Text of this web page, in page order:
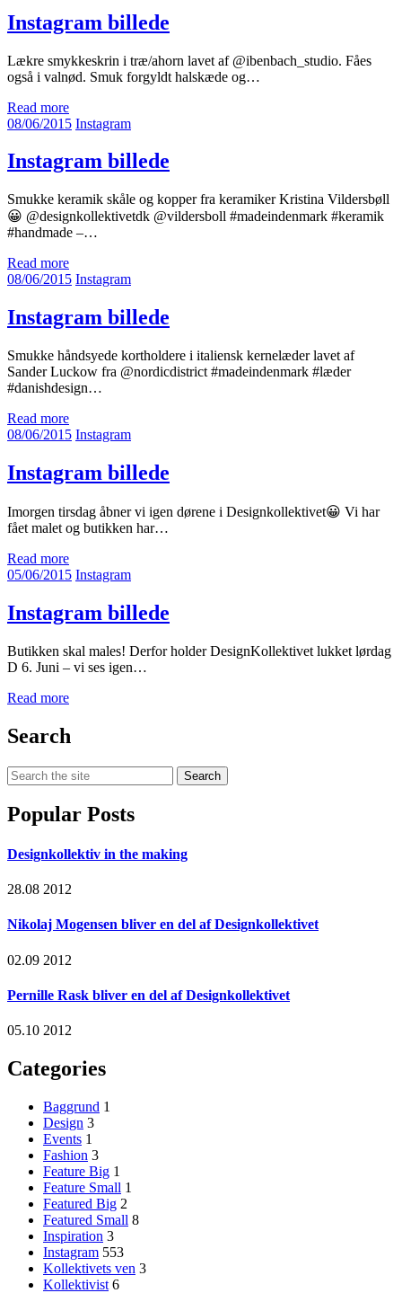
Instagram billede
Lækre smykkeskrin i træ/ahorn lavet af @ibenbach_studio. Fåes
også i valnød. Smuk forgyldt halskæde og…
Read more
08/06/2015 Instagram
Instagram billede
Smukke keramik skåle og kopper fra keramiker Kristina Vildersbøll
😀 @designkollektivetdk @vildersboll #madeindenmark #keramik
#handmade –…
Read more
08/06/2015 Instagram
Instagram billede
Smukke håndsyede kortholdere i italiensk kernelæder lavet af
Sander Luckow fra @nordicdistrict #madeindenmark #læder
#danishdesign…
Read more
08/06/2015 Instagram
Instagram billede
Imorgen tirsdag åbner vi igen dørene i Designkollektivet😀 Vi har
fået malet og butikken har…
Read more
05/06/2015 Instagram
Instagram billede
Butikken skal males! Derfor holder DesignKollektivet lukket lørdag
D 6. Juni – vi ses igen…
Read more
Search
Search
for:
Popular Posts
Designkollektiv in the making
28.08 2012
Nikolaj Mogensen bliver en del af Designkollektivet
02.09 2012
Pernille Rask bliver en del af Designkollektivet
05.10 2012
Categories
Baggrund 1
Design 3
Events 1
Fashion 3
Feature Big 1
Feature Small 1
Featured Big 2
Featured Small 8
Inspiration 3
Instagram 553
Kollektivets ven 3
Kollektivist 6